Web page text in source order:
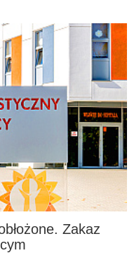
Zakaz